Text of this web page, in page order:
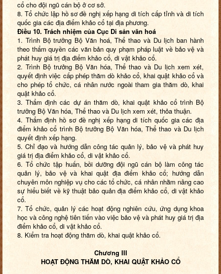
cổ cho đội ngũ cán bộ ở cơ sở.
8. Tổ chức lập hồ sơ đề nghị xếp hạng di tích cấp tỉnh và di tích
quốc gia các địa điểm khảo cổ tại địa phương.
Điều 10. Trách nhiệm của Cục Di sản văn hoá
1. Trình Bộ trưởng Bộ Văn hoá, Thể thao và Du lịch ban hành
theo thẩm quyền các văn bản quy phạm pháp luật về bảo vệ và
phát huy giá trị địa điểm khảo cổ, di vật khảo cổ.
2. Trình Bộ trưởng Bộ Văn hóa, Thể thao và Du lịch xem xét,
quyết định việc cấp phép thăm dò khảo cổ, khai quật khảo cổ và
cho phép tổ chức, cá nhân nước ngoài tham gia thăm dò, khai
quật khảo cổ.
3. Thẩm định các dự án thăm dò, khai quật khảo cổ trình Bộ
trưởng Bộ Văn hóa, Thể thao và Du lịch xem xét, thỏa thuận.
4. Thẩm định hồ sơ đề nghị xếp hạng di tích quốc gia các địa
điểm khảo cổ trình Bộ trưởng Bộ Văn hóa, Thể thao và Du lịch
quyết định xếp hạng.
5. Chỉ đạo và hướng dẫn công tác quản lý, bảo vệ và phát huy
giá trị địa điểm khảo cổ, di vật khảo cổ.
6. Tổ chức tập huấn, bồi dưỡng đội ngũ cán bộ làm công tác
quản lý, bảo vệ và khai quật địa điểm khảo cổ; hướng dẫn
chuyên môn nghiệp vụ cho các tổ chức, cá nhân nhằm nâng cao
sự hiểu biết về kỹ thuật bảo quản địa điểm khảo cổ, di vật khảo
cổ.
7. Tổ chức, quản lý các hoạt động nghiên cứu, ứng dụng khoa
học và công nghệ tiên tiến vào việc bảo vệ và phát huy giá trị địa
điểm khảo cổ, di vật khảo cổ.
8. Kiểm tra hoạt động thăm dò, khai quật khảo cổ.
Chương III
HOẠT ĐỘNG THĂM DÒ, KHAI QUẬT KHẢO CỔ